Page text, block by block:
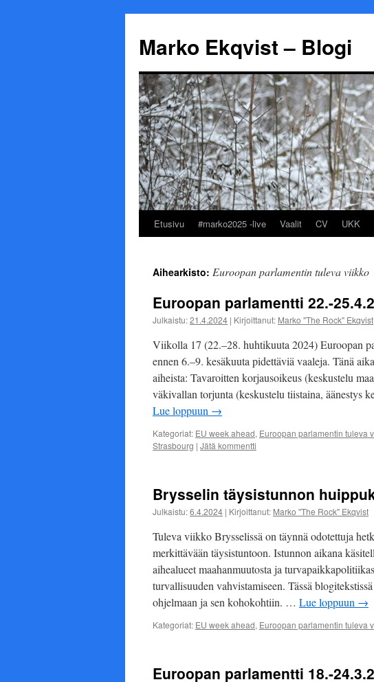
Marko Ekqvist – Blogi
Siirry
Etusivu #marko2025 -live Vaalit CV UKK
Aihearkisto: Euroopan parlamentin tuleva viikko
Euroopan parlamentti 22.-
Julkaistu:21.4.2024 | Kirjoittanut: Marko "The Rock" Ekqvist
Viikolla 17 (22.–28. huhtikuuta 2024) Euroopan
ennen 6.–9. kesäkuuta pidettäviä vaaleja. Tänä
aiheista: Tavaroitten korjausoikeus (keskustelu
väkivallan torjunta (keskustelu tiistaina, äänestys
Lue loppuun →
Kategoriat: EU week ahead, Euroopan parlamentin tuleva
Strasbourg | Jätä kommentti
Brysselin täysistunnon
Julkaistu:6.4.2024 | Kirjoittanut: Marko "The Rock" Ekqvist
Tuleva viikko Brysselissä on täynnä odotettuja
merkittävään täysistuntoon. Istunnon aikana
aihealueet maahanmuutosta ja
turvallisuuden vahvistamiseen. Tässä
ohjelmaan ja sen kohokohtiin. … Lue loppuun →
Kategoriat: EU week ahead, Euroopan parlamentin tuleva
Euroopan parlamentti 18.-